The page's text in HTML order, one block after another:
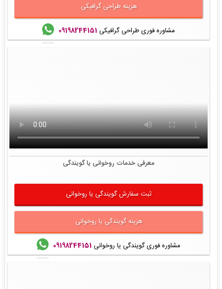
هزینه طراحی گرافیکی
مشاوره فوری طراحی گرافیکی 09198244151
معرفی خدمات روخوانی یا گویندگی
ثبت سفارش گویندگی یا روخوانی
هزینه گویندگی یا روخوانی
مشاوره فوری گویندگی یا روخوانی 09198244151